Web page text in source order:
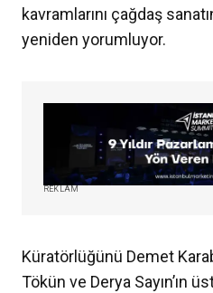
kavramlarını çağdaş
yeniden yorumluyor.
REKLAM
Küratörlüğünü Demet
Tökün ve Derya Sayın’ın